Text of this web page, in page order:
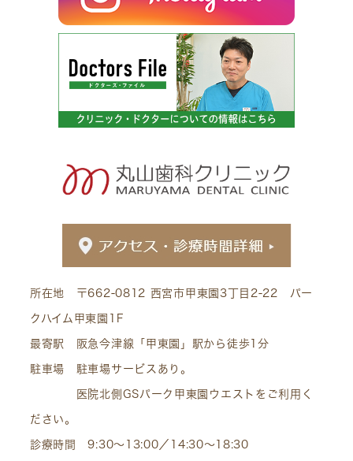
所在地 〒662-0812 西宮市甲東園3丁目2-22 パー
クハイム甲東園1F
最寄駅 阪急今津線「甲東園」駅から徒歩1分
駐車場 駐車場サービスあり。
医院北側GSパーク甲東園ウエストをご利用く
ださい。
診療時間 9:30～13:00／14:30～18:30